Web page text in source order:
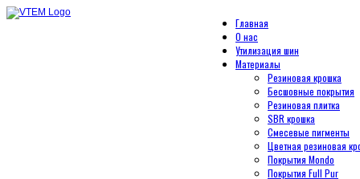
Главная
О нас
Утилизация шин
Материалы
Резиновая крошка
Бесшовные покрытия
Резиновая плитка
SBR крошка
Смесевые пигменты
Цветная резиновая
Покрытия Mondo
Покрытия Full Pur